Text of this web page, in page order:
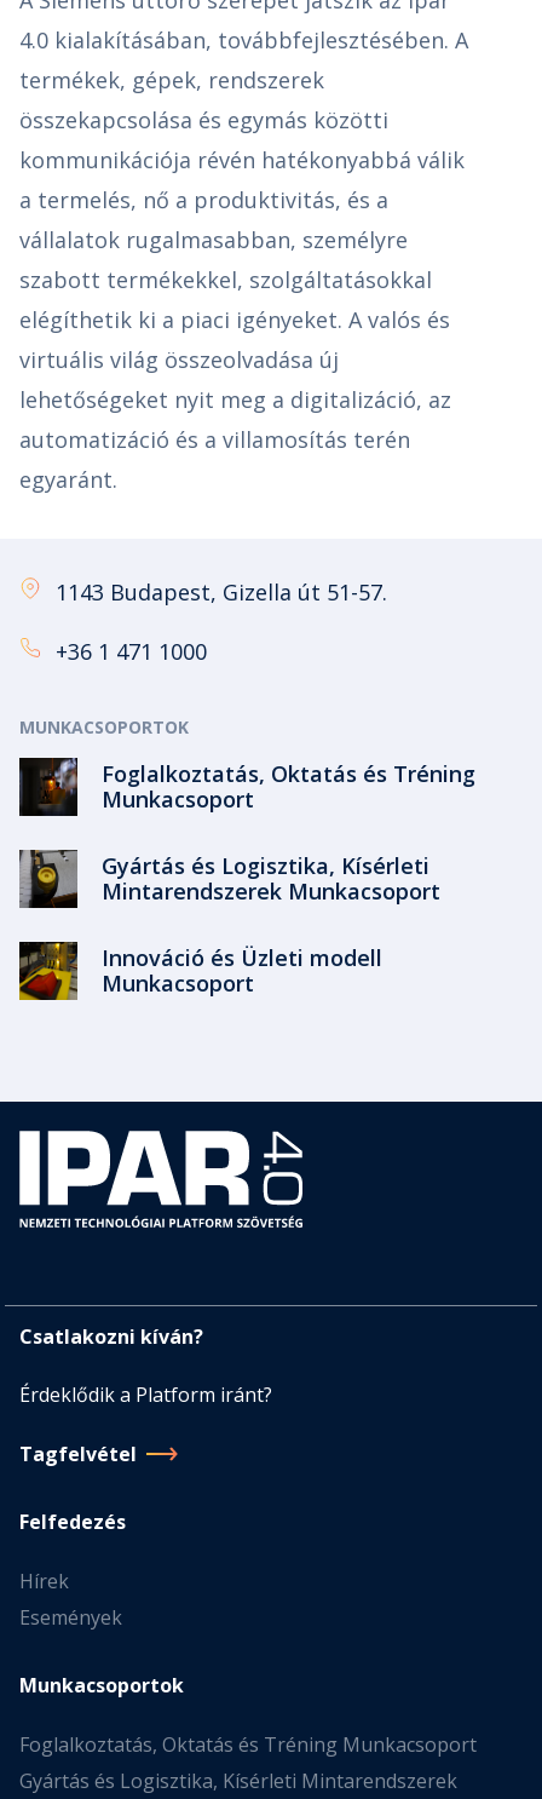
4.0 kialakításában, továbbfejlesztésében. A
termékek, gépek, rendszerek
összekapcsolása és egymás közötti
kommunikációja révén hatékonyabbá válik
a termelés, nő a produktivitás, és a
vállalatok rugalmasabban, személyre
szabott termékekkel, szolgáltatásokkal
elégíthetik ki a piaci igényeket. A valós és
virtuális világ összeolvadása új
lehetőségeket nyit meg a digitalizáció, az
automatizáció és a villamosítás terén
egyaránt.
1143 Budapest, Gizella út 51-57.
+36 1 471 1000
MUNKACSOPORTOK
Foglalkoztatás, Oktatás és Tréning
Munkacsoport
Gyártás és Logisztika, Kísérleti
Mintarendszerek Munkacsoport
Innováció és Üzleti modell
Munkacsoport
Csatlakozni kíván?
Érdeklődik a Platform iránt?
Tagfelvétel
Felfedezés
Hírek
Események
Munkacsoportok
Foglalkoztatás, Oktatás és Tréning Munkacsoport
Gyártás és Logisztika, Kísérleti Mintarendszerek